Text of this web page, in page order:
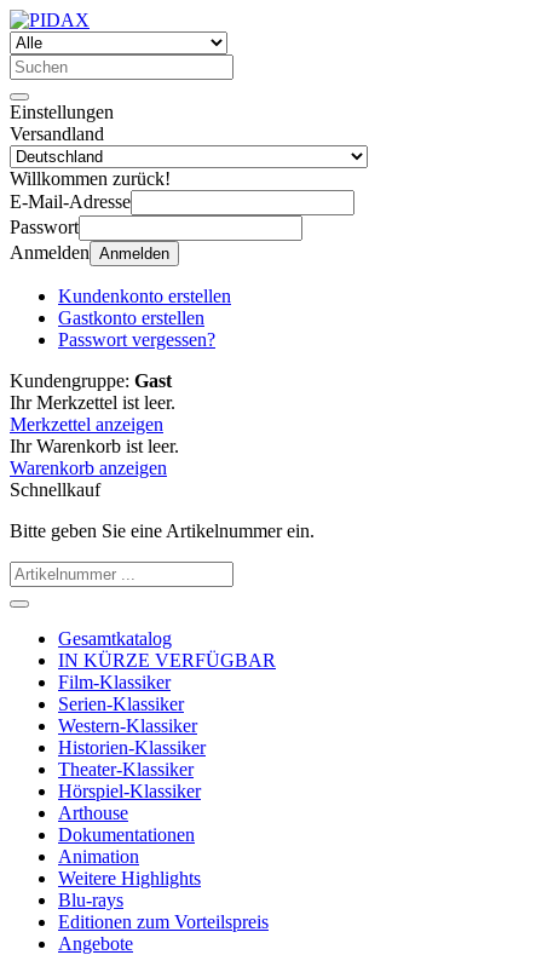
Einstellungen
Versandland
Willkommen zurück!
E-Mail-Adresse
Passwort
Anmelden Anmelden
Kundenkonto erstellen
Gastkonto erstellen
Passwort vergessen?
Kundengruppe: Gast
Ihr Merkzettel ist leer.
Merkzettel anzeigen
Ihr Warenkorb ist leer.
Warenkorb anzeigen
Schnellkauf
Bitte geben Sie eine Artikelnummer ein.
Gesamtkatalog
IN KÜRZE VERFÜGBAR
Film-Klassiker
Serien-Klassiker
Western-Klassiker
Historien-Klassiker
Theater-Klassiker
Hörspiel-Klassiker
Arthouse
Dokumentationen
Animation
Weitere Highlights
Blu-rays
Editionen zum Vorteilspreis
Angebote